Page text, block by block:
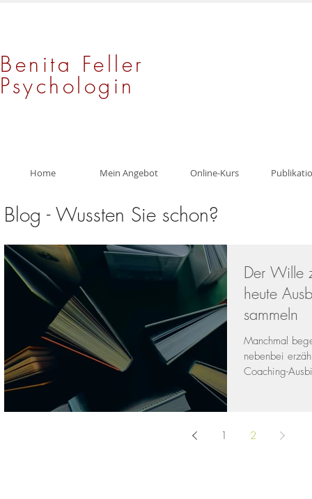
Benita Feller
Psychologin
Home Mein Angebot Online-Kurs
Blog - Wussten Sie schon?
Der Wille
heute
sammeln
Manchmal
nebenbei
1 2